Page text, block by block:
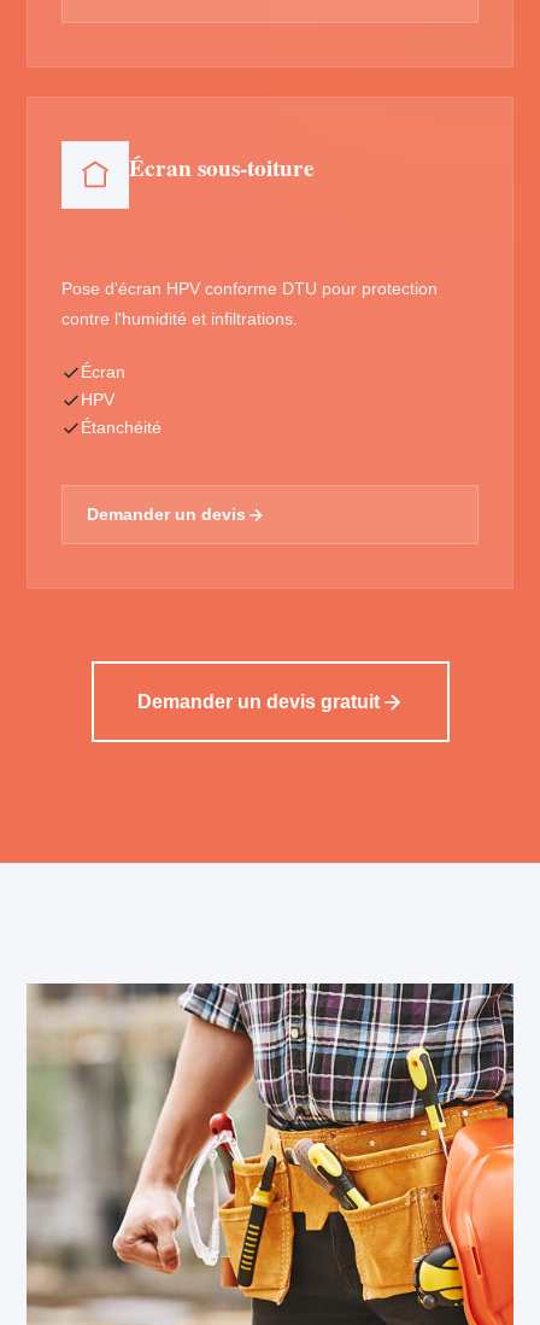
Écran sous-toiture
Pose d'écran HPV conforme DTU pour protection
contre l'humidité et infiltrations.
Écran
HPV
Étanchéité
Demander un devis
Demander un devis gratuit